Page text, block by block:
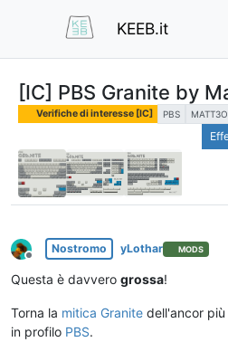
KEEB.it
[IC] PBS Granite by
Verifiche di interesse [IC] PBS MATT3O
Non in linea
Nostromo yLothar MODS
Questa è davvero grossa!
Torna la mitica Granite dell'ancor
in profilo PBS.